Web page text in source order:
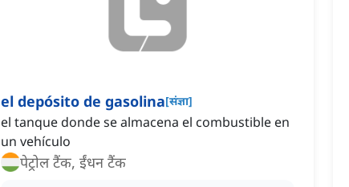
el depósito de gasolina[संज्ञा]
el tanque donde se almacena el combustible en
un vehículo
पेट्रोल टैंक, ईंधन टैंक